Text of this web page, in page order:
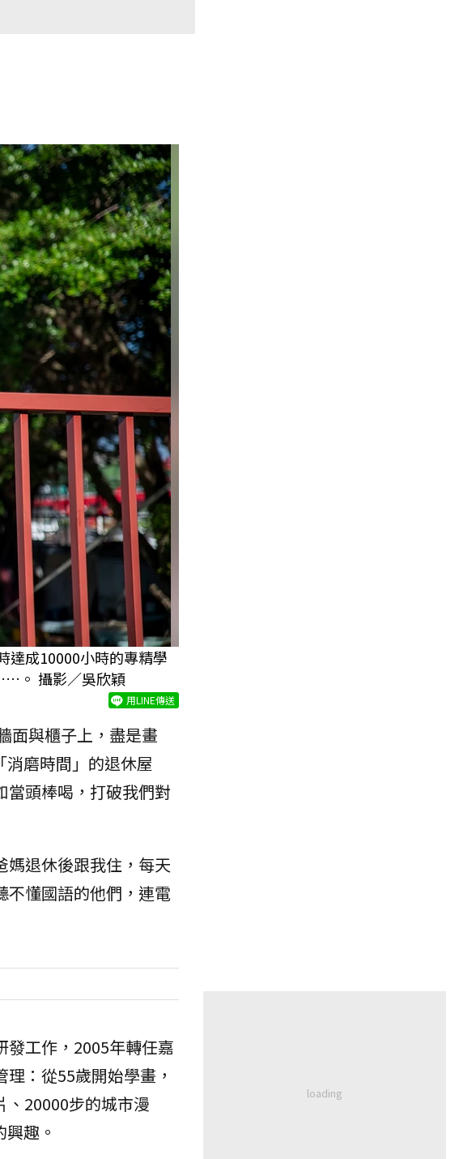
達成10000小時的專精學
。 攝影／吳欣穎
用LINE傳送
面與櫃子上，盡是畫
磨時間」的退休屋
當頭棒喝，打破我們對
媽退休後跟我住，每天
不懂國語的他們，連電
工作，2005年轉任嘉
：從55歲開始學畫，
、20000步的城市漫
趣。